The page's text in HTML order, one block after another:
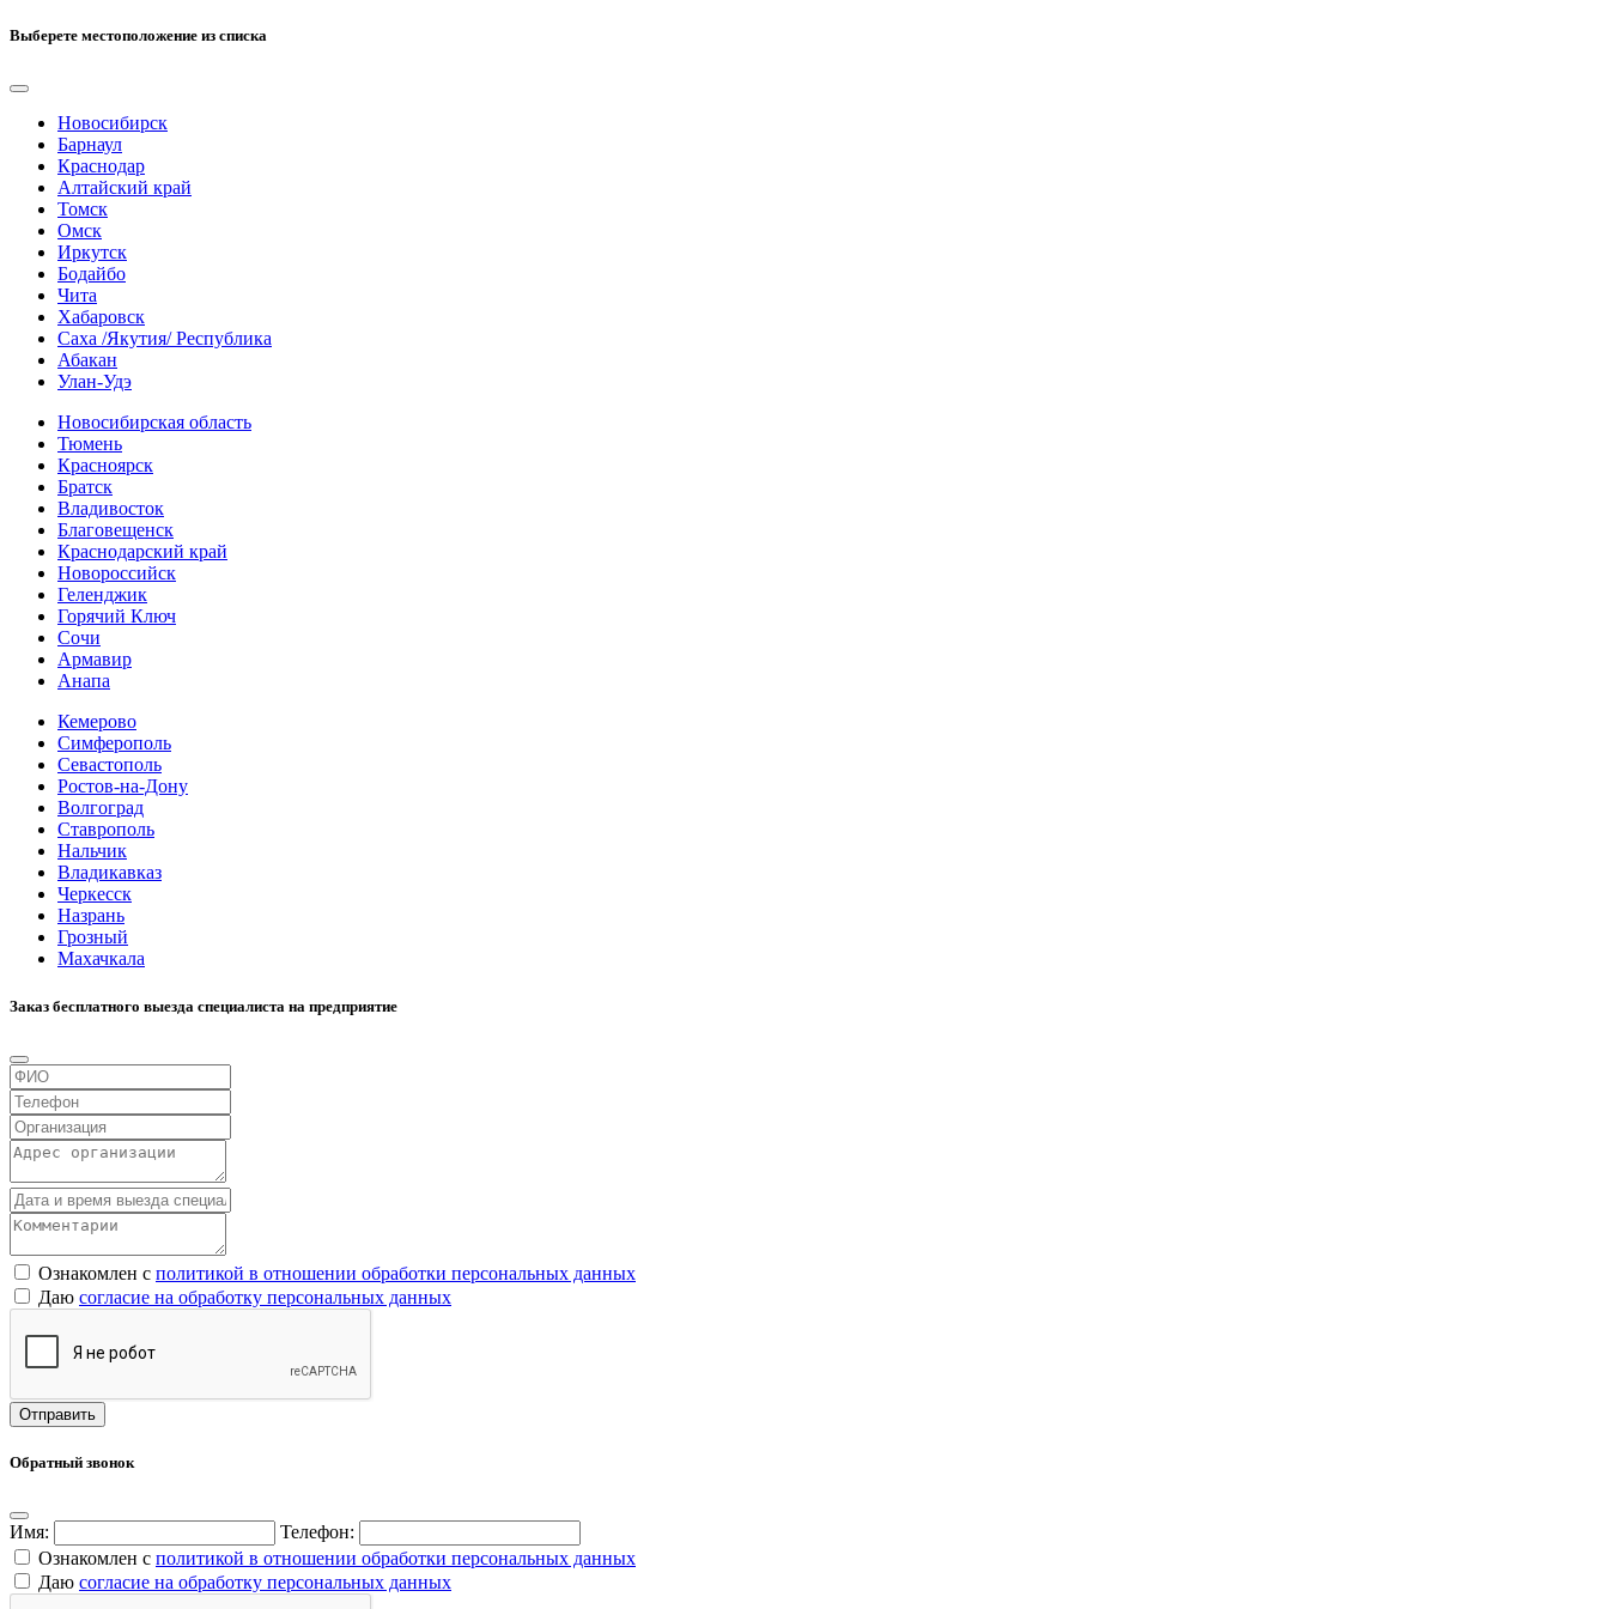
Выберете местоположение из списка
Новосибирск
Барнаул
Краснодар
Алтайский край
Томск
Омск
Иркутск
Бодайбо
Чита
Хабаровск
Саха /Якутия/ Республика
Абакан
Улан-Удэ
Новосибирская область
Тюмень
Красноярск
Братск
Владивосток
Благовещенск
Краснодарский край
Новороссийск
Геленджик
Горячий Ключ
Сочи
Армавир
Анапа
Кемерово
Симферополь
Севастополь
Ростов-на-Дону
Волгоград
Ставрополь
Нальчик
Владикавказ
Черкесск
Назрань
Грозный
Махачкала
Заказ бесплатного выезда специалиста на предприятие
Ознакомлен с политикой в отношении обработки персональных данных
Даю согласие на обработку персональных данных
Обратный звонок
Имя:
Телефон:
Ознакомлен с политикой в отношении обработки персональных данных
Даю согласие на обработку персональных данных